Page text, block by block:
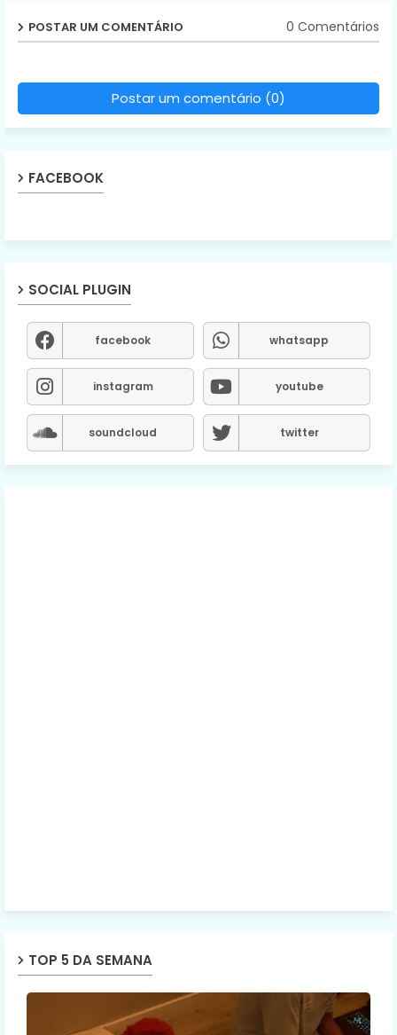
POSTAR UM COMENTÁRIO 0 Comentários
Postar um comentário (0)
FACEBOOK
SOCIAL PLUGIN
facebook whatsapp
instagram youtube
soundcloud twitter
TOP 5 DA SEMANA